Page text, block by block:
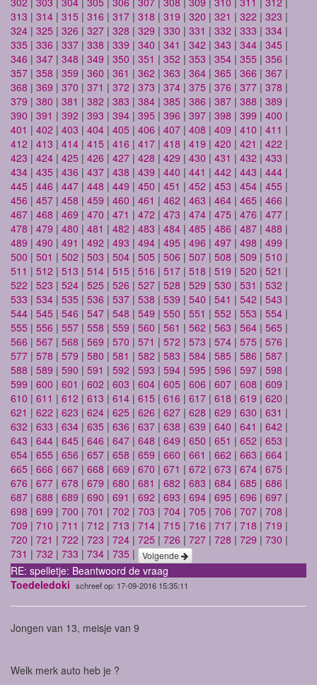
313 | 314 | 315 | 316 | 317 | 318 | 319 | 320 | 321 | 322 | 323 |
324 | 325 | 326 | 327 | 328 | 329 | 330 | 331 | 332 | 333 | 334 |
335 | 336 | 337 | 338 | 339 | 340 | 341 | 342 | 343 | 344 | 345 |
346 | 347 | 348 | 349 | 350 | 351 | 352 | 353 | 354 | 355 | 356 |
357 | 358 | 359 | 360 | 361 | 362 | 363 | 364 | 365 | 366 | 367 |
368 | 369 | 370 | 371 | 372 | 373 | 374 | 375 | 376 | 377 | 378 |
379 | 380 | 381 | 382 | 383 | 384 | 385 | 386 | 387 | 388 | 389 |
390 | 391 | 392 | 393 | 394 | 395 | 396 | 397 | 398 | 399 | 400 |
401 | 402 | 403 | 404 | 405 | 406 | 407 | 408 | 409 | 410 | 411 |
412 | 413 | 414 | 415 | 416 | 417 | 418 | 419 | 420 | 421 | 422 |
423 | 424 | 425 | 426 | 427 | 428 | 429 | 430 | 431 | 432 | 433 |
434 | 435 | 436 | 437 | 438 | 439 | 440 | 441 | 442 | 443 | 444 |
445 | 446 | 447 | 448 | 449 | 450 | 451 | 452 | 453 | 454 | 455 |
456 | 457 | 458 | 459 | 460 | 461 | 462 | 463 | 464 | 465 | 466 |
467 | 468 | 469 | 470 | 471 | 472 | 473 | 474 | 475 | 476 | 477 |
478 | 479 | 480 | 481 | 482 | 483 | 484 | 485 | 486 | 487 | 488 |
489 | 490 | 491 | 492 | 493 | 494 | 495 | 496 | 497 | 498 | 499 |
500 | 501 | 502 | 503 | 504 | 505 | 506 | 507 | 508 | 509 | 510 |
511 | 512 | 513 | 514 | 515 | 516 | 517 | 518 | 519 | 520 | 521 |
522 | 523 | 524 | 525 | 526 | 527 | 528 | 529 | 530 | 531 | 532 |
533 | 534 | 535 | 536 | 537 | 538 | 539 | 540 | 541 | 542 | 543 |
544 | 545 | 546 | 547 | 548 | 549 | 550 | 551 | 552 | 553 | 554 |
555 | 556 | 557 | 558 | 559 | 560 | 561 | 562 | 563 | 564 | 565 |
566 | 567 | 568 | 569 | 570 | 571 | 572 | 573 | 574 | 575 | 576 |
577 | 578 | 579 | 580 | 581 | 582 | 583 | 584 | 585 | 586 | 587 |
588 | 589 | 590 | 591 | 592 | 593 | 594 | 595 | 596 | 597 | 598 |
599 | 600 | 601 | 602 | 603 | 604 | 605 | 606 | 607 | 608 | 609 |
610 | 611 | 612 | 613 | 614 | 615 | 616 | 617 | 618 | 619 | 620 |
621 | 622 | 623 | 624 | 625 | 626 | 627 | 628 | 629 | 630 | 631 |
632 | 633 | 634 | 635 | 636 | 637 | 638 | 639 | 640 | 641 | 642 |
643 | 644 | 645 | 646 | 647 | 648 | 649 | 650 | 651 | 652 | 653 |
654 | 655 | 656 | 657 | 658 | 659 | 660 | 661 | 662 | 663 | 664 |
665 | 666 | 667 | 668 | 669 | 670 | 671 | 672 | 673 | 674 | 675 |
676 | 677 | 678 | 679 | 680 | 681 | 682 | 683 | 684 | 685 | 686 |
687 | 688 | 689 | 690 | 691 | 692 | 693 | 694 | 695 | 696 | 697 |
698 | 699 | 700 | 701 | 702 | 703 | 704 | 705 | 706 | 707 | 708 |
709 | 710 | 711 | 712 | 713 | 714 | 715 | 716 | 717 | 718 | 719 |
720 | 721 | 722 | 723 | 724 | 725 | 726 | 727 | 728 | 729 | 730 |
731 | 732 | 733 | 734 | 735 | Volgende
RE: spelletje: Beantwoord de vraag
Toedeledoki schreef op: 17-09-2016 15:35:11
Jongen van 13, meisje van 9
Welk merk auto heb je ?